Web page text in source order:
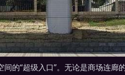
的“超级入口”。无论是商场连